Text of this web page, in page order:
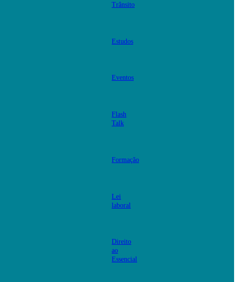
Trânsito
Estudos
Eventos
Flash
Talk
Formação
Lei
laboral
Direito
ao
Essencial